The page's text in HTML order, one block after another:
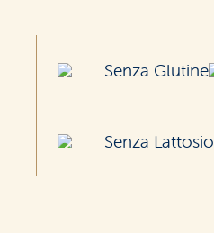
Senza Glutine
Senza Lattosio